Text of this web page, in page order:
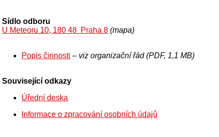
Sídlo odboru
U Meteoru 10, 180 48 Praha 8 (mapa)
Popis činnosti – viz organizační řád (PDF, 1,1 MB)
Související odkazy
Úřední deska
Informace o zpracování osobních údajů